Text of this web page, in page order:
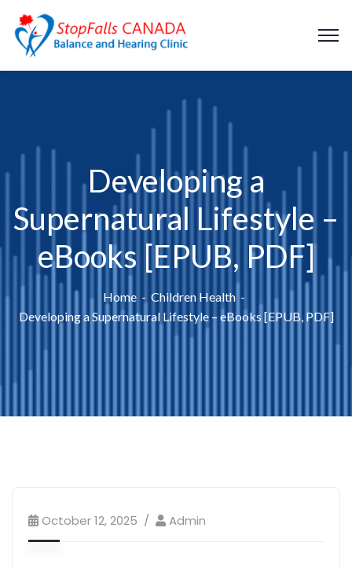
Developing a
Supernatural Lifestyle –
eBooks [EPUB, PDF]
Home
Children Health
Developing a Supernatural Lifestyle – eBooks [EPUB, PDF]
October 12, 2025 Admin